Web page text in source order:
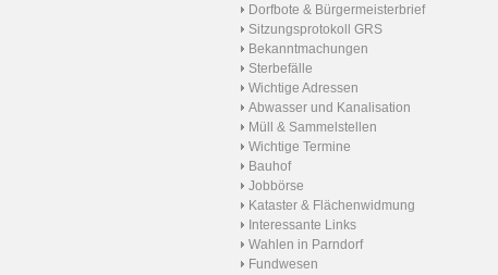
Dorfbote & Bürgermeisterbrief
Sitzungsprotokoll GRS
Bekanntmachungen
Sterbefälle
Wichtige Adressen
Abwasser und Kanalisation
Müll & Sammelstellen
Wichtige Termine
Bauhof
Jobbörse
Kataster & Flächenwidmung
Interessante Links
Wahlen in Parndorf
Fundwesen